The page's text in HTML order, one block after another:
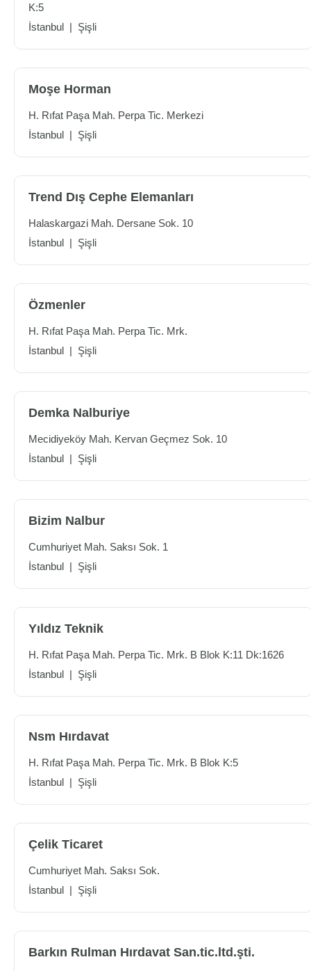
K:5
İstanbul | Şişli
Moşe Horman
H. Rıfat Paşa Mah. Perpa Tic. Merkezi
İstanbul | Şişli
Trend Dış Cephe Elemanları
Halaskargazi Mah. Dersane Sok. 10
İstanbul | Şişli
Özmenler
H. Rıfat Paşa Mah. Perpa Tic. Mrk.
İstanbul | Şişli
Demka Nalburiye
Mecidiyeköy Mah. Kervan Geçmez Sok. 10
İstanbul | Şişli
Bizim Nalbur
Cumhuriyet Mah. Saksı Sok. 1
İstanbul | Şişli
Yıldız Teknik
H. Rıfat Paşa Mah. Perpa Tic. Mrk. B Blok K:11 Dk:1626
İstanbul | Şişli
Nsm Hırdavat
H. Rıfat Paşa Mah. Perpa Tic. Mrk. B Blok K:5
İstanbul | Şişli
Çelik Ticaret
Cumhuriyet Mah. Saksı Sok.
İstanbul | Şişli
Barkın Rulman Hırdavat San.tic.ltd.şti.